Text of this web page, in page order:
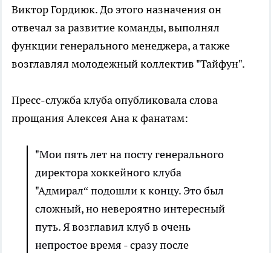
Виктор Гордиюк. До этого назначения он
отвечал за развитие команды, выполнял
функции генерального менеджера, а также
возглавлял молодежный коллектив "Тайфун".
Пресс-служба клуба опубликовала слова
прощания Алексея Ана к фанатам:
"Мои пять лет на посту генерального
директора хоккейного клуба
"Адмирал“ подошли к концу. Это был
сложный, но невероятно интересный
путь. Я возглавил клуб в очень
непростое время - сразу после